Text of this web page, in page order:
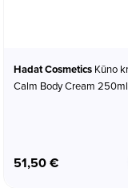
Hadat Cosmetics
Calm Body Cream 250ml
51,50 €